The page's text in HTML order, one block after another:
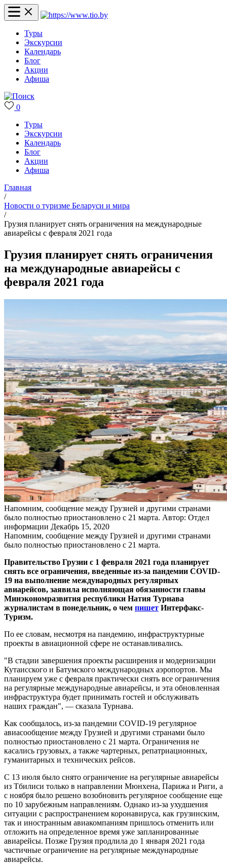
Туры
Экскурсии
Календарь
Блог
Акции
Афиша
0
Туры
Экскурсии
Календарь
Блог
Акции
Афиша
Главная
/
Новости о туризме Беларуси и мира
/
Грузия планирует снять ограничения на международные
авиарейсы с февраля 2021 года
Грузия планирует снять ограничения
на международные авиарейсы с
февраля 2021 года
Напомним, сообщение между Грузией и другими странами
было полностью приостановлено с 21 марта. Автор: Отдел
информации Декабрь 15, 2020
Напомним, сообщение между Грузией и другими странами
было полностью приостановлено с 21 марта.
Правительство Грузии с 1 февраля 2021 года планирует
снять все ограничения, введенные из-за пандемии COVID-
19 на выполнение международных регулярных
авиарейсов, заявила исполняющая обязанности главы
Минэкономразвития республики Натия Турнава
журналистам в понедельник, о чем пишет Интерфакс-
Туризм.
По ее словам, несмотря на пандемию, инфраструктурные
проекты в авиационной сфере не останавливались.
"В стадии завершения проекты расширения и модернизации
Кутаисского и Батумского международных аэропортов. Мы
планируем уже с февраля практически снять все ограничения
на регулярные международные авиарейсы, и эта обновленная
инфраструктура будет принимать гостей и обслуживать
наших граждан", — сказала Турнава.
Как сообщалось, из-за пандемии COVID-19 регулярное
авиасообщение между Грузией и другими странами было
полностью приостановлено с 21 марта. Ограничения не
касались грузовых, а также чартерных, репатриационных,
гуманитарных и технических рейсов.
С 13 июля было снято ограничение на регулярные авиарейсы
из Тбилиси только в направлении Мюнхена, Парижа и Риги, а
с ноября было решено возобновить регулярное сообщение еще
по 10 зарубежным направлениям. Однако из-за ухудшения
ситуации с распространением коронавируса, как грузинским,
так и иностранным авиакомпаниям пришлось отменить или
отложить на определенное время уже запланированные
авиарейсы. Позже Грузия продлила до 1 января 2021 года
частичные ограничение на регулярные международные
авиарейсы.